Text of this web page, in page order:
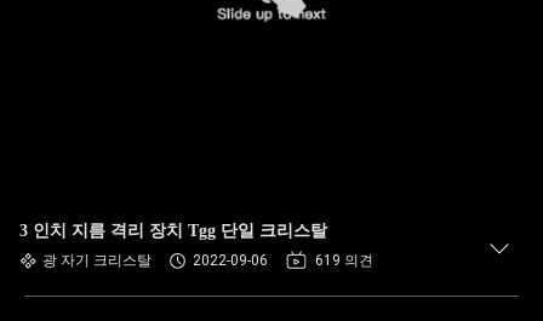
3 인치 지름 격리 장치 Tgg 단일 크리스탈
광 자기 크리스탈 2022-09-06 619 의견